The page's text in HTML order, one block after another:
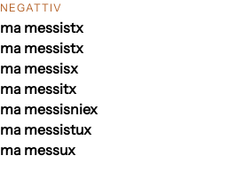
NEGATTIV
ma messistx
ma messistx
ma messisx
ma messitx
ma messisniex
ma messistux
ma messux